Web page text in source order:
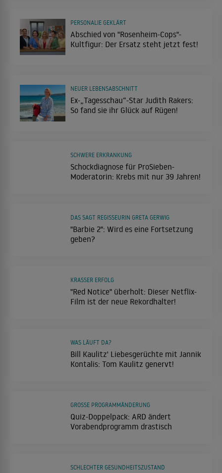
Abschied von "Rosenheim-Cops"-
Kultfigur: Der Ersatz steht jetzt fest!
PERSONALIE GEKLÄRT
Ex-„Tagesschau“-Star Judith Rakers:
So fand sie ihr Glück auf Rügen!
NEUER LEBENSABSCHNITT
Schockdiagnose für ProSieben-
Moderatorin: Krebs mit nur 39 Jahren!
SCHWERE ERKRANKUNG
"Barbie 2": Wird es eine Fortsetzung
geben?
DAS SAGT REGISSEURIN GRETA GERWIG
"Red Notice" überholt: Dieser Netflix-
Film ist der neue Rekordhalter!
KRASSER ERFOLG
Bill Kaulitz' Liebesgerüchte mit Jannik
Kontalis: Tom Kaulitz genervt!
WAS LÄUFT DA?
Quiz-Doppelpack: ARD ändert
Vorabendprogramm drastisch
GROSSE PROGRAMMÄNDERUNG
SCHLECHTER GESUNDHEITSZUSTAND